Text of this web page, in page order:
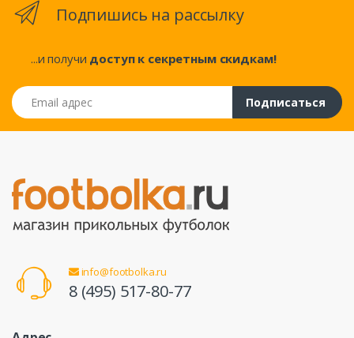
Подпишись на рассылку
...и получи доступ к секретным скидкам!
Email адрес
Подписаться
info@footbolka.ru
8 (495) 517-80-77